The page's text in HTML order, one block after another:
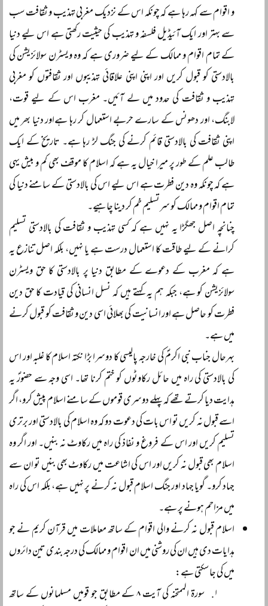
و اقوام سے کہہ رہا ہے کہ چونکہ اس کے نزدیک مغربی تہذیب و ثقافت سب
سے بہتر اور ایک آئیڈیل فلسفہ و تہذیب کی حیثیت رکھتی ہے اس لیے دنیا
کے تمام اقوام و ممالک کے لیے ضروری ہے کہ وہ ویسٹرن سولائزیشن کی
بالادستی کو قبول کریں اور اپنی اپنی علاقائی تہذیبوں اور ثقافتوں کو مغربی
تہذیب و ثقافت کی حدود میں لے آئیں۔ مغرب اس کے لیے قوت،
لابنگ، اور دھونس کے سارے حربے استعمال کر رہا ہےاور دنیا بھر میں
اپنی ثقافت کی بالادستی قائم کرنے کی جنگ لڑ رہا ہے۔ تاریخ کے ایک
طالب علم کے طور پر میرا خیال یہ ہے کہ اسلام کا موقف بھی کم و بیش یہی
ہے کہ چونکہ وہ دین فطرت ہے اس لیے اس کی بالادستی کے سامنے دنیا کی
تمام اقوام و ممالک کو سرتسلیم خم کر دینا چاہیے۔
چنانچہ اصل جھگڑا یہ نہیں ہے کہ کسی تہذیب و ثقافت کی بالادستی تسلیم
کرانے کے لیے طاقت کا استعمال درست ہے یا نہیں، بلکہ اصل تنازع یہ
ہے کہ مغرب کے دعوے کے مطابق دنیا پر بالادستی کا حق ویسٹرن
سولائزیشن کو ہے، جبکہ ہم یہ کہتے ہیں کہ نسل انسانی کی قیادت کا حق دین
فطرت کو حاصل ہے اور انسانیت کی بھلائی اسی دین و ثقافت کو قبول کرنے
میں ہے۔
بہرحال جناب نبی اکرمؐ کی خارجہ پالیسی کا دوسرا بڑا نکتہ اسلام کا غلبہ اور اس
کی بالادستی کی راہ میں حائل رکاوٹوں کو ختم کرنا تھا۔ اسی وجہ سے حضورؐ یہ
ہدایت دیا کرتے تھے کہ پہلے دوسری قوموں کے سامنے اسلام پیش کرو، اگر
اسے قبول نہ کریں تو اس بات کی دعوت دو کہ وہ اسلام کی بالادستی اور برتری
تسلیم کریں اور اس کے فروغ و نفاذ کی راہ میں رکاوٹ نہ بنیں۔ اور اگر وہ
اسلام بھی قبول نہ کریں اور اس کی اشاعت میں رکاوٹ بھی بنیں تو ان سے
جہاد کرو۔ گویا جہاد اور جنگ اسلام قبول نہ کرنے پر نہیں ہے، بلکہ اس کی راہ
میں مزاحم ہونے پر ہے۔
اسلام قبول نہ کرنے والی اقوام کے ساتھ معاملات میں قرآن کریم نے جو
ہدایات دی ہیں ان کی روشنی میں ان اقوام و ممالک کی درجہ بندی تین دائروں
میں کی جا سکتی ہے:
سورۃ الممتحنہ کی آیت ۸ کے مطابق جو قومیں مسلمانوں کے ساتھ